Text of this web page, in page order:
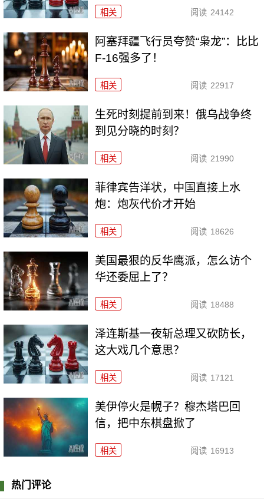
相关 阅读 24142
阿塞拜疆飞行员夸赞“枭龙”：比比
F-16强多了！
相关 阅读 22917
生死时刻提前到来！俄乌战争终
到见分晓的时刻？
相关 阅读 21990
菲律宾告洋状，中国直接上水
炮：炮灰代价才开始
相关 阅读 18626
美国最狠的反华鹰派，怎么访个
华还委屈上了？
相关 阅读 18488
泽连斯基一夜斩总理又砍防长，
这大戏几个意思？
相关 阅读 17121
美伊停火是幌子？穆杰塔巴回
信，把中东棋盘掀了
相关 阅读 16913
热门评论